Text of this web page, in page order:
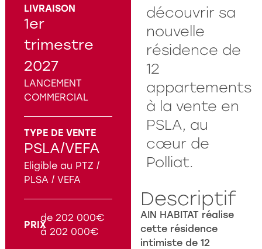
LIVRAISON
1er
trimestre
2027
LANCEMENT
COMMERCIAL
TYPE DE VENTE
PSLA/VEFA
Eligible au PTZ /
PLSA / VEFA
PRIX
de 202 000€
à 202 000€
découvrir sa
nouvelle
résidence de
12
appartements
à la vente en
PSLA, au
cœur de
Polliat.
Descriptif
AIN HABITAT réalise
cette résidence
intimiste de 12